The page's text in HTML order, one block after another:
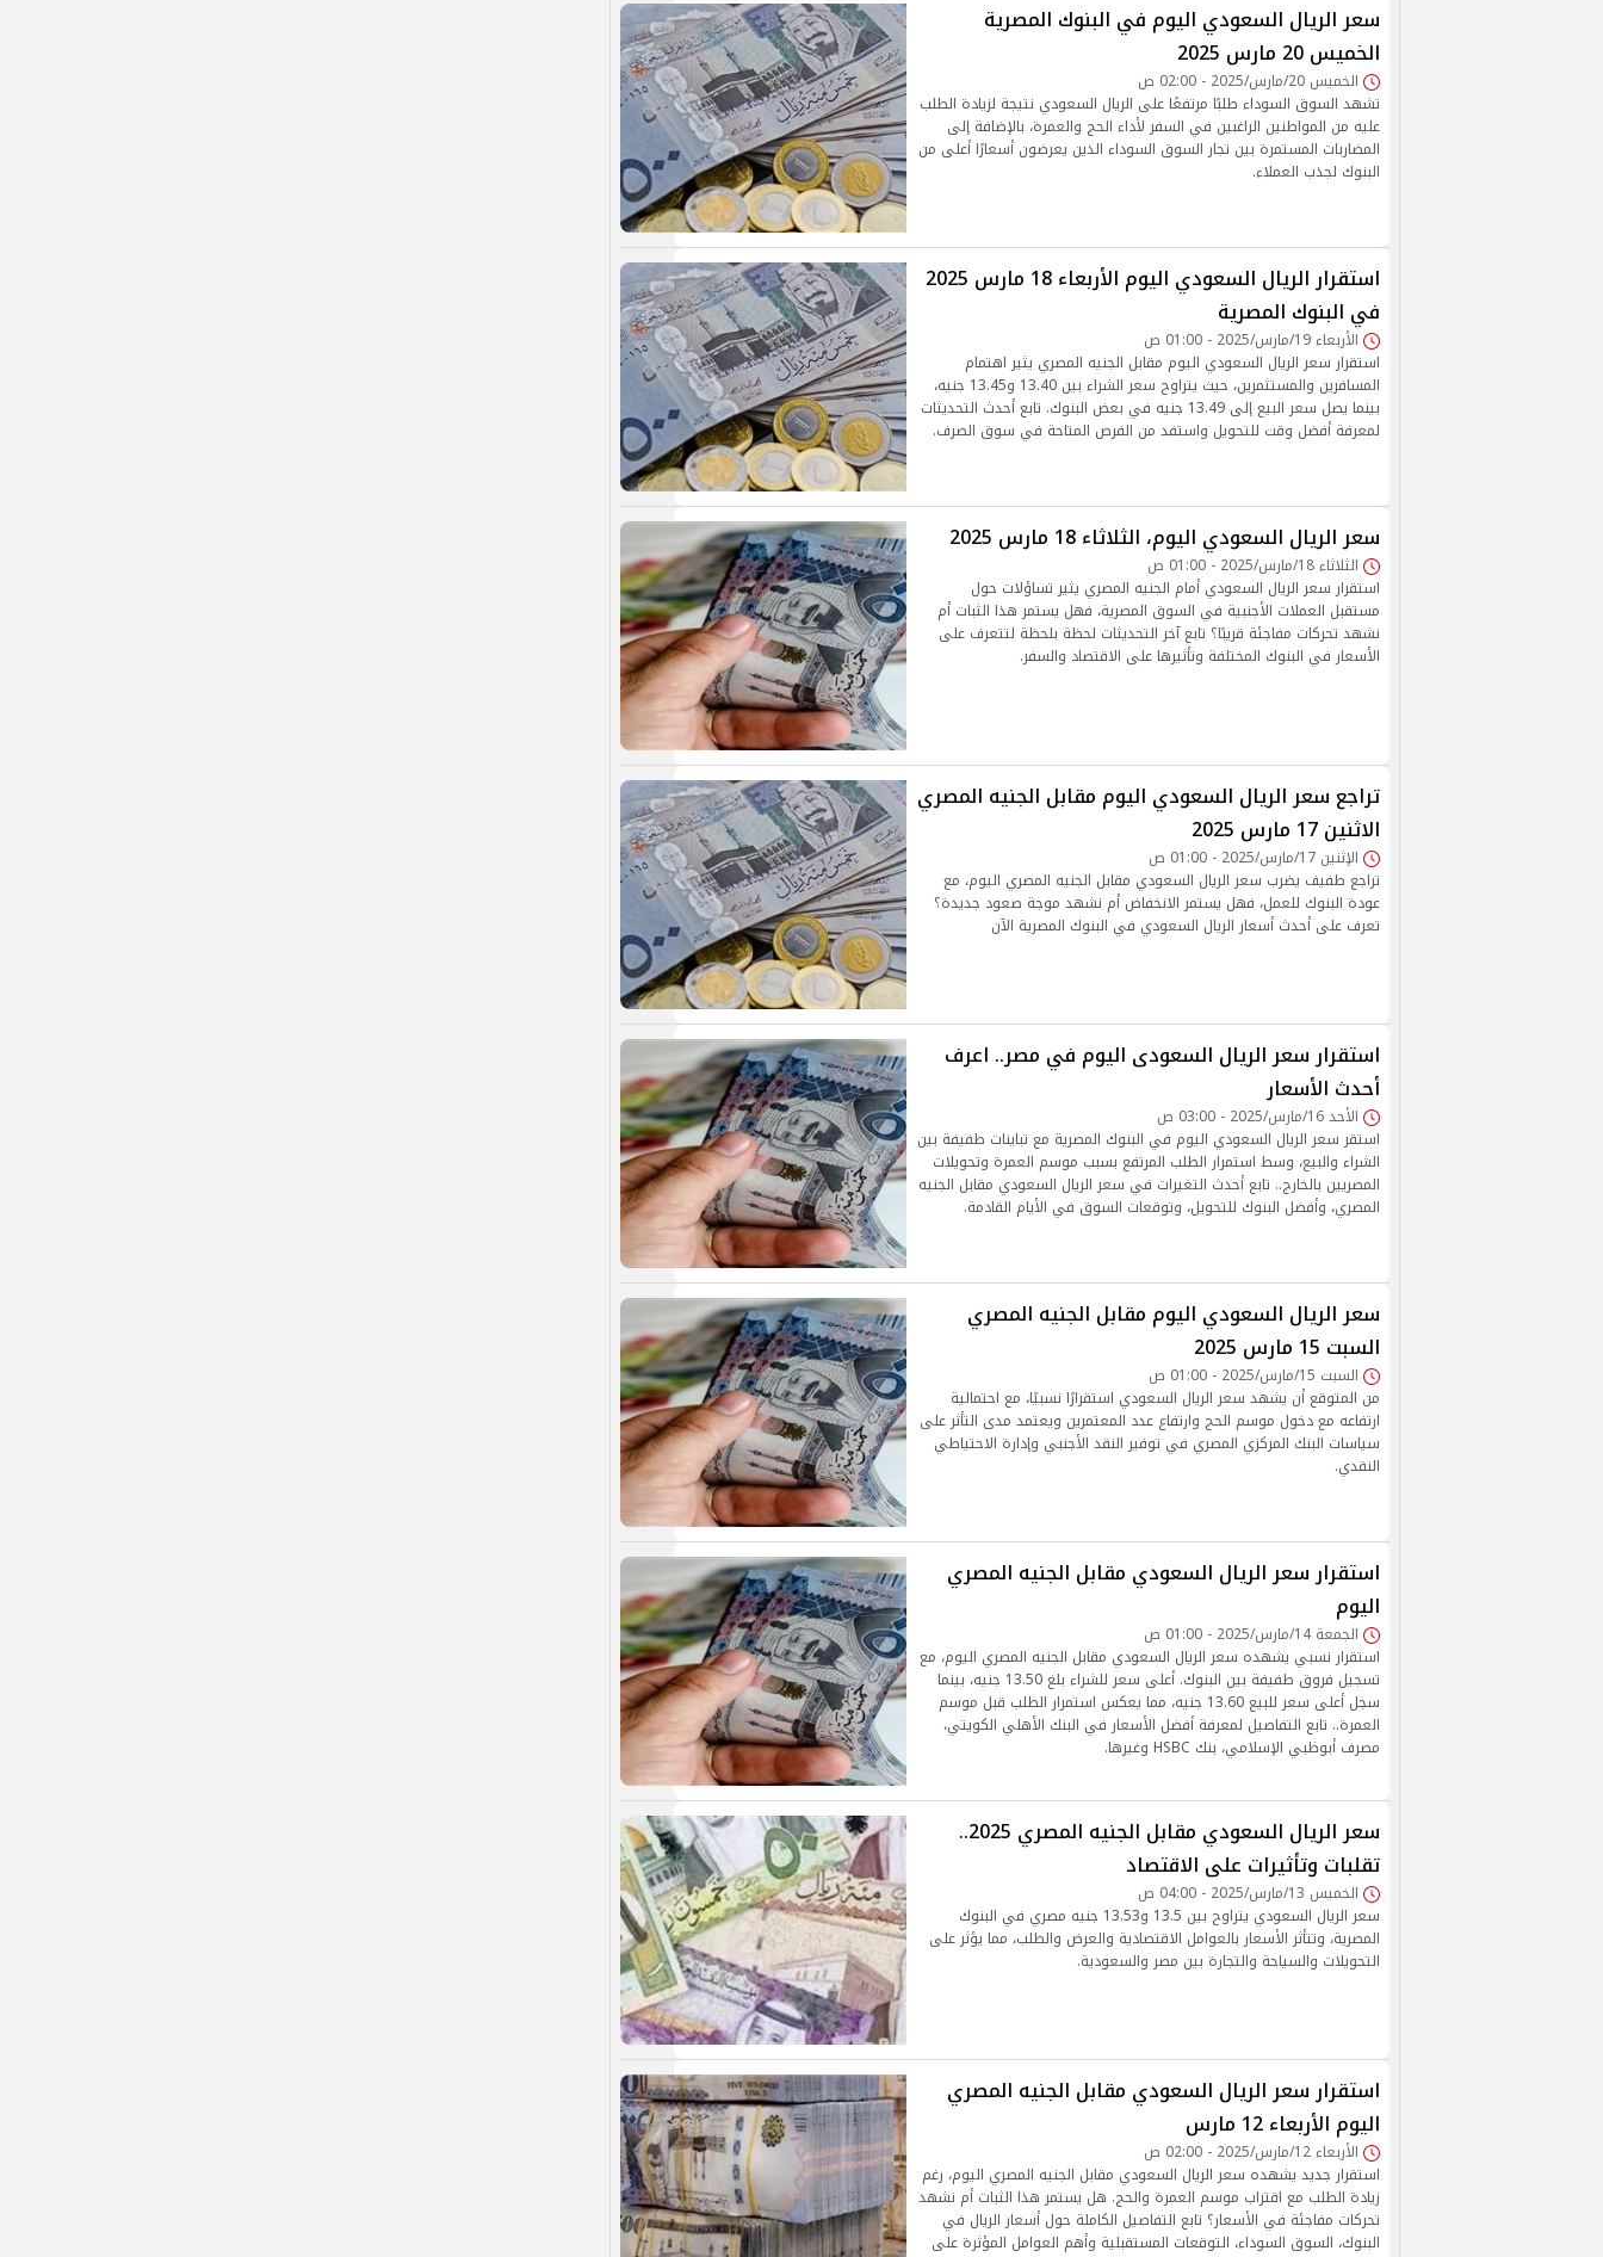
سعر الريال السعودي اليوم في البنوك المصرية
الخميس 20 مارس 2025
الخميس 20/مارس/2025 - 02:00 ص
تشهد السوق السوداء طلبًا مرتفعًا على الريال السعودي نتيجة لزيادة الطلب
عليه من المواطنين الراغبين في السفر لأداء الحج والعمرة، بالإضافة إلى
المضاربات المستمرة بين تجار السوق السوداء الذين يعرضون أسعارًا أعلى من
البنوك لجذب العملاء.
استقرار الريال السعودي اليوم الأربعاء 18 مارس 2025
في البنوك المصرية
الأربعاء 19/مارس/2025 - 01:00 ص
استقرار سعر الريال السعودي اليوم مقابل الجنيه المصري يثير اهتمام
المسافرين والمستثمرين، حيث يتراوح سعر الشراء بين 13.40 و13.45 جنيه،
بينما يصل سعر البيع إلى 13.49 جنيه في بعض البنوك. تابع أحدث التحديثات
لمعرفة أفضل وقت للتحويل واستفد من الفرص المتاحة في سوق الصرف.
سعر الريال السعودي اليوم، الثلاثاء 18 مارس 2025
الثلاثاء 18/مارس/2025 - 01:00 ص
استقرار سعر الريال السعودي أمام الجنيه المصري يثير تساؤلات حول
مستقبل العملات الأجنبية في السوق المصرية، فهل يستمر هذا الثبات أم
نشهد تحركات مفاجئة قريبًا؟ تابع آخر التحديثات لحظة بلحظة لتتعرف على
الأسعار في البنوك المختلفة وتأثيرها على الاقتصاد والسفر.
تراجع سعر الريال السعودي اليوم مقابل الجنيه المصري
الاثنين 17 مارس 2025
الإثنين 17/مارس/2025 - 01:00 ص
تراجع طفيف يضرب سعر الريال السعودي مقابل الجنيه المصري اليوم، مع
عودة البنوك للعمل، فهل يستمر الانخفاض أم نشهد موجة صعود جديدة؟
تعرف على أحدث أسعار الريال السعودي في البنوك المصرية الآن
استقرار سعر الريال السعودى اليوم في مصر.. اعرف
أحدث الأسعار
الأحد 16/مارس/2025 - 03:00 ص
استقر سعر الريال السعودي اليوم في البنوك المصرية مع تباينات طفيفة بين
الشراء والبيع، وسط استمرار الطلب المرتفع بسبب موسم العمرة وتحويلات
المصريين بالخارج.. تابع أحدث التغيرات في سعر الريال السعودي مقابل الجنيه
المصري، وأفضل البنوك للتحويل، وتوقعات السوق في الأيام القادمة.
سعر الريال السعودي اليوم مقابل الجنيه المصري
السبت 15 مارس 2025
السبت 15/مارس/2025 - 01:00 ص
من المتوقع أن يشهد سعر الريال السعودي استقرارًا نسبيًا، مع احتمالية
ارتفاعه مع دخول موسم الحج وارتفاع عدد المعتمرين ويعتمد مدى التأثر على
سياسات البنك المركزي المصري في توفير النقد الأجنبي وإدارة الاحتياطي
النقدي.
استقرار سعر الريال السعودي مقابل الجنيه المصري
اليوم
الجمعة 14/مارس/2025 - 01:00 ص
استقرار نسبي يشهده سعر الريال السعودي مقابل الجنيه المصري اليوم، مع
تسجيل فروق طفيفة بين البنوك. أعلى سعر للشراء بلغ 13.50 جنيه، بينما
سجل أعلى سعر للبيع 13.60 جنيه، مما يعكس استمرار الطلب قبل موسم
العمرة.. تابع التفاصيل لمعرفة أفضل الأسعار في البنك الأهلي الكويتي،
مصرف أبوظبي الإسلامي، بنك HSBC وغيرها.
سعر الريال السعودي مقابل الجنيه المصري 2025..
تقلبات وتأثيرات على الاقتصاد
الخميس 13/مارس/2025 - 04:00 ص
سعر الريال السعودي يتراوح بين 13.5 و13.53 جنيه مصري في البنوك
المصرية، وتتأثر الأسعار بالعوامل الاقتصادية والعرض والطلب، مما يؤثر على
التحويلات والسياحة والتجارة بين مصر والسعودية.
استقرار سعر الريال السعودي مقابل الجنيه المصري
اليوم الأربعاء 12 مارس
الأربعاء 12/مارس/2025 - 02:00 ص
استقرار جديد يشهده سعر الريال السعودي مقابل الجنيه المصري اليوم، رغم
زيادة الطلب مع اقتراب موسم العمرة والحج. هل يستمر هذا الثبات أم نشهد
تحركات مفاجئة في الأسعار؟ تابع التفاصيل الكاملة حول أسعار الريال في
البنوك، السوق السوداء، التوقعات المستقبلية وأهم العوامل المؤثرة على